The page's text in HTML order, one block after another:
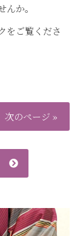
か。
をご覧くださ
次のページ »